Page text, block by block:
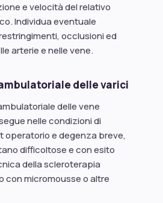
e velocità del relativo
Individua eventuale
occlusioni ed
arterie e nelle vene.
delle varici
delle vene
nelle condizioni di
operatorio e degenza breve,
difficoltose e con esito
della scleroterapia
con micromousse o altre